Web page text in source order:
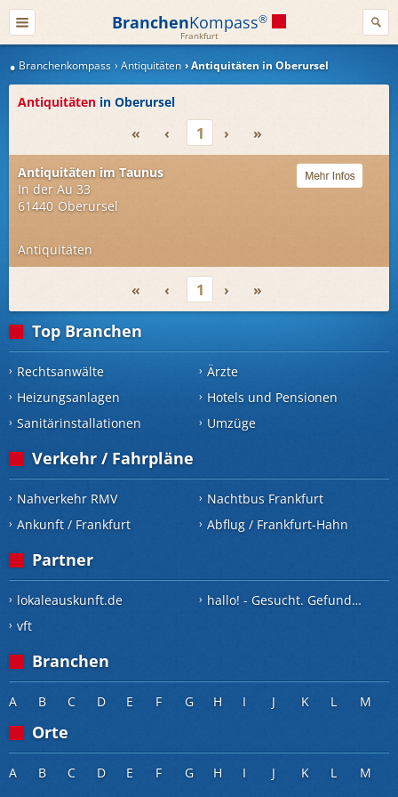
BranchenKompass®
Frankfurt
Branchenkompass Antiquitäten Antiquitäten in Oberursel
Antiquitäten in Oberursel
« ‹ 1 › »
Antiquitäten im Taunus
In der Au 33
61440 Oberursel
Antiquitäten
« ‹ 1 › »
Top Branchen
Rechtsanwälte Ärzte
Heizungsanlagen
Hotels und Pensionen
Sanitärinstallationen
Umzüge
Verkehr / Fahrpläne
Nahverkehr RMV Nachtbus Frankfurt
Ankunft / Frankfurt
Abflug / Frankfurt-Hahn
Partner
lokaleauskunft.de hallo! - Gesucht. Gefunden.
vft
Branchen
A B C D E F G H I J K L M
Orte
A B C D E F G H I J K L M